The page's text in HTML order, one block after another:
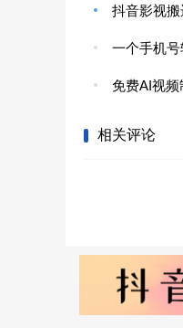
抖音影视搬
一个手机
免费AI视频
相关评论